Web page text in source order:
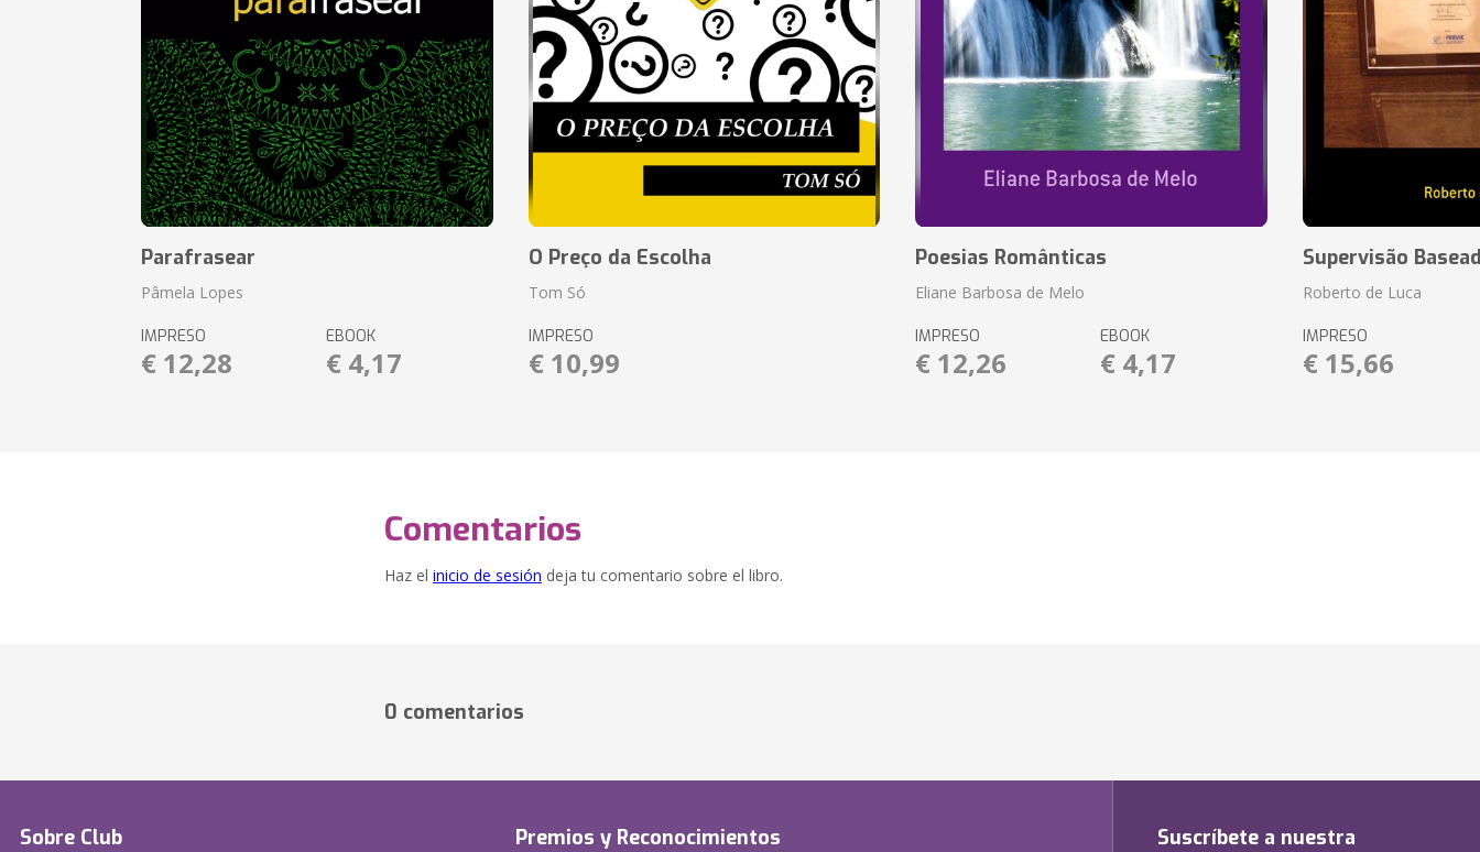
Parafrasear
Pâmela Lopes
IMPRESO
€ 12,28
EBOOK
€ 4,17
O Preço da Escolha
Tom Só
IMPRESO
€ 10,99
Poesias Românticas
Eliane Barbosa de Melo
IMPRESO
€ 12,26
EBOOK
€ 4,17
Supervisão
Roberto de Luca
IMPRESO
€ 15,66
Comentarios
Haz el inicio de sesión deja tu comentario sobre el libro.
0 comentarios
Sobre Club Premios y Reconocimientos
Suscríbete a nuestra